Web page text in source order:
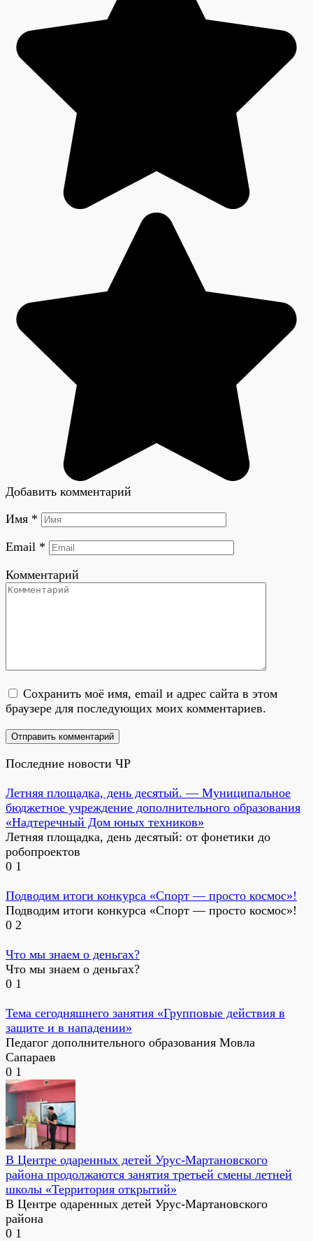
Добавить комментарий
Имя *
Email *
Комментарий
Сохранить моё имя, email и адрес сайта в этом
браузере для последующих моих комментариев.
Последние новости ЧР
Летняя площадка, день десятый. — Муниципальное
бюджетное учреждение дополнительного образования
«Надтеречный Дом юных техников»
Летняя площадка, день десятый: от фонетики до
робопроектов
0 1
Подводим итоги конкурса «Спорт — просто космос»!
Подводим итоги конкурса «Спорт — просто космос»!
0 2
Что мы знаем о деньгах?
Что мы знаем о деньгах?
0 1
Тема сегодняшнего занятия «Групповые действия в
защите и в нападении»
Педагог дополнительного образования Мовла
Сапараев
0 1
В Центре одаренных детей Урус-Мартановского
района продолжаются занятия третьей смены летней
школы «Территория открытий»
В Центре одаренных детей Урус-Мартановского
района
0 1